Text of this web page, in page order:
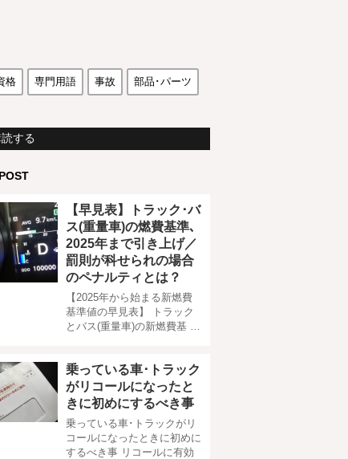
格 専門用語 事故 部品･パーツ
する
【早見表】トラック･バ
ス(重量車)の燃費基準､
2025年まで引き上げ／
罰則が科せられの場合
のペナルティとは？
【2025年から始まる新燃費
基準値の早見表】 トラック
とバス(重量車)の新燃費基 …
乗っている車･トラック
がリコールになったと
きに初めにするべき事
乗っている車･トラックがリ
コールになったときに初めに
するべき事 リコールに有効